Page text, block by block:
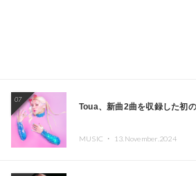
07
Toua、新曲2曲を収録した初
MUSIC ・ 13.November.2024